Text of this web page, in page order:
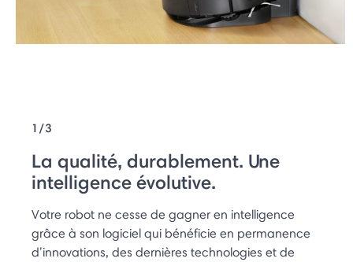
1/3
La qualité, durablement. Une
intelligence évolutive.
Votre robot ne cesse de gagner en intelligence
grâce à son logiciel qui bénéficie en permanence
d’innovations, des dernières technologies et de